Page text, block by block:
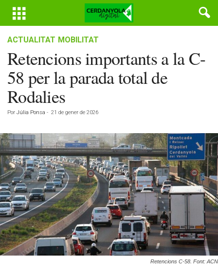
ACTUALITAT MOBILITAT
Retencions importants a la C-
58 per la parada total de
Rodalies
Por Júlia Ponsa - 21 de gener de 2026
Retencions C-58. Font: ACN